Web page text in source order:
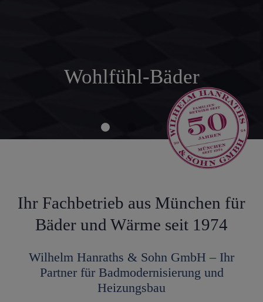
Wohlfühl-Bäder
innovative Heizsysteme
frisches Trinkwasser
Ihr Fachbetrieb aus München für
Bäder und Wärme seit 1974
Wilhelm Hanraths & Sohn GmbH – Ihr
Partner für Badmodernisierung und
Heizungsbau